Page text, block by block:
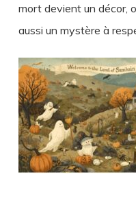
mort devient un décor,
aussi un mystère à